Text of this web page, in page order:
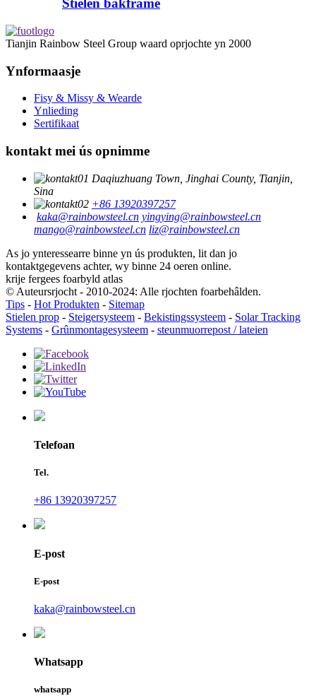
Stielen bakframe
Tianjin Rainbow Steel Group waard oprjochte yn 2000
Ynformaasje
Fisy & Missy & Wearde
Ynlieding
Sertifikaat
kontakt mei ús opnimme
Daqiuzhuang Town, Jinghai County, Tianjin,
Sina
+86 13920397257
kaka@rainbowsteel.cn yingying@rainbowsteel.cn
mango@rainbowsteel.cn liz@rainbowsteel.cn
As jo ​​ynteressearre binne yn ús produkten, lit dan jo
kontaktgegevens achter, wy binne 24 oeren online.
krije fergees foarbyld atlas
© Auteursrjocht - 2010-2024: Alle rjochten foarbehâlden.
Tips - Hot Produkten - Sitemap
Stielen prop - Steigersysteem - Bekistingssysteem - Solar Tracking
Systems - Grûnmontagesysteem - steunmuorrepost / lateien
Telefoan
Tel.
+86 13920397257
E-post
E-post
kaka@rainbowsteel.cn
Whatsapp
whatsapp